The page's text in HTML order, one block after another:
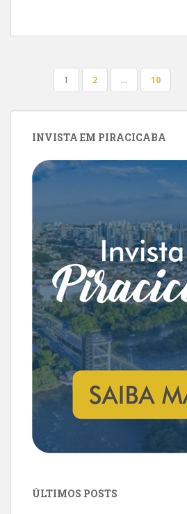
PAGINAÇÃO
POSTS
1 2 … 10
INVISTA EM PIRACICABA
ÚLTIMOS POSTS